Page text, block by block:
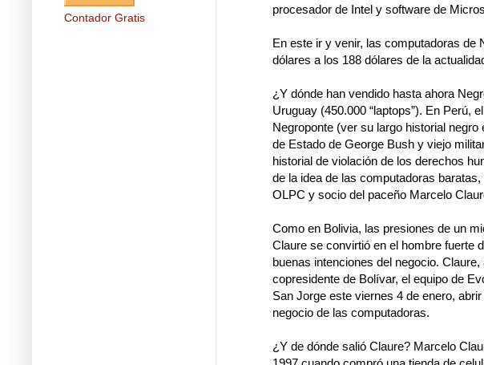
procesador de Intel y software de
En este ir y venir, las computadoras de
dólares a los 188 dólares de la
¿Y dónde han vendido hasta ahora
Uruguay (450.000 “laptops”). En Perú,
Negroponte (ver su largo historial
de Estado de George Bush y viejo
historial de violación de los derechos
de la idea de las computadoras
OLPC y socio del paceño Marcelo
Como en Bolivia, las presiones de un
Claure se convirtió en el hombre fuerte
buenas intenciones del negocio.
copresidente de Bolívar, el equipo de
San Jorge este viernes 4 de enero,
negocio de las computadoras.
¿Y de dónde salió Claure? Marcelo
Contador Gratis